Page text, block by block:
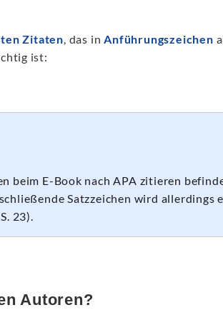
Zitaten, das inAnführungszeichen
ist:
beim E-Book nach APA zitieren
Satzzeichen wird allerdings
23).
Autoren?